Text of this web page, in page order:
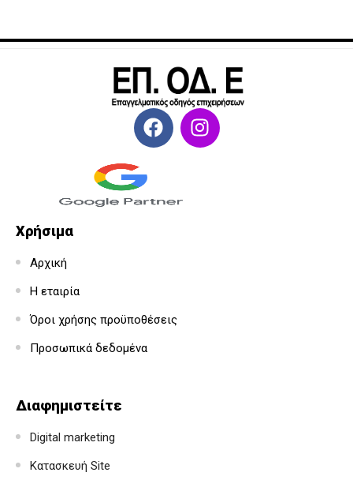
Χρήσιμα
Αρχική
Η εταιρία
Όροι χρήσης προϋποθέσεις
Προσωπικά δεδομένα
Διαφημιστείτε
Digital marketing
Κατασκευή Site